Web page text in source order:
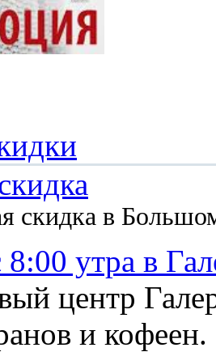
скидка в
8:00 утра в
центр
и кофеен.